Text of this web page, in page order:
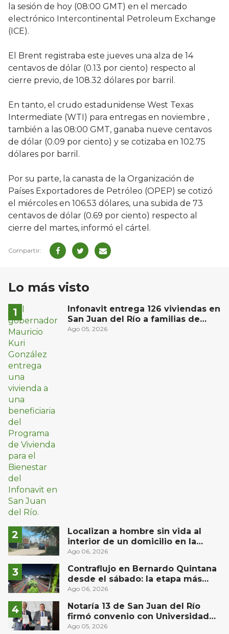
la sesión de hoy (08:00 GMT) en el mercado
electrónico Intercontinental Petroleum Exchange
(ICE).
El Brent registraba este jueves una alza de 14
centavos de dólar (0.13 por ciento) respecto al
cierre previo, de 108.32 dólares por barril.
En tanto, el crudo estadunidense West Texas
Intermediate (WTI) para entregas en noviembre ,
también a las 08:00 GMT, ganaba nueve centavos
de dólar (0.09 por ciento) y se cotizaba en 102.75
dólares por barril.
Por su parte, la canasta de la Organización de
Países Exportadores de Petróleo (OPEP) se cotizó
el miércoles en 106.53 dólares, una subida de 73
centavos de dólar (0.69 por ciento) respecto al
cierre del martes, informó el cártel.
Lo más visto
Infonavit entrega 126 viviendas en
San Juan del Río a familias de
bajos ingresos
Ago 05, 2026
Localizan a hombre sin vida al
interior de un domicilio en la
comunidad El Rodeo, San Juan del
Ago 06, 2026
Contraflujo en Bernardo Quintana
desde el sábado: la etapa más
compleja del operativo vial
Ago 06, 2026
Notaría 13 de San Juan del Río
firmó convenio con Universidad
Privada del Bajío para recibir
Ago 05, 2026